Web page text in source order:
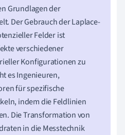
Grundlagen der
Der Gebrauch der Laplace-
Felder ist
verschiedener
Konfigurationen zu
es Ingenieuren,
für spezifische
indem die Feldlinien
Die Transformation von
in die Messtechnik